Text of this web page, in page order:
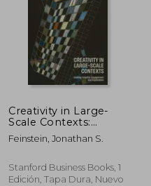
50%
dcto.
Creativity in Large-
Scale Contexts:
Guiding Creative
Engagement and
Inglés)
Feinstein, Jonathan S.
Stanford Business Books, 1
Edición, Tapa Dura, Nuevo